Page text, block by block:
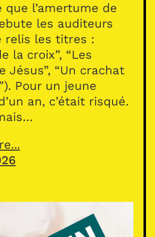
que l’amertume de
les auditeurs
relis les titres :
la croix”, “Les
Jésus”, “Un crachat
Pour un jeune
an, c’était risqué.